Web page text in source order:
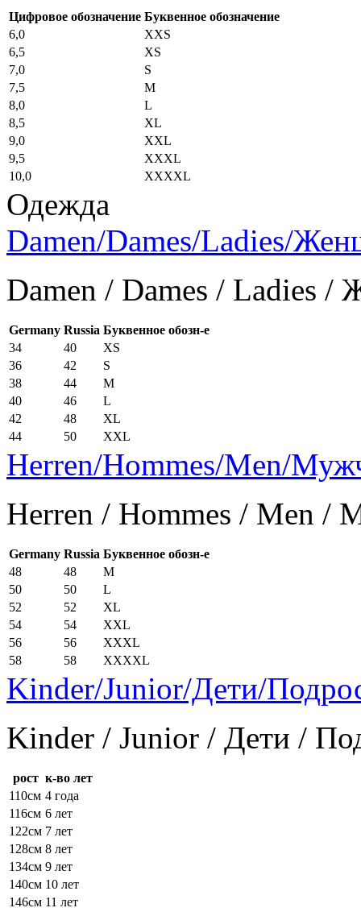
Цифровое обозначение Буквенное обозначение
6,0
XXS
6,5
XS
7,0
S
7,5
M
8,0
L
8,5
XL
9,0
XXL
9,5
XXXL
10,0
XXXXL
Одежда
Damen/Dames/Ladies/
Damen / Dames / Ladies
Germany Russia Буквенное обозн-е
34
40
XS
36
42
S
38
44
M
40
46
L
42
48
XL
44
50 XXL
Herren/Hommes/Men/
Herren / Hommes / Men /
Germany Russia Буквенное обозн-е
48
48
M
50
50
L
52
52
XL
54
54
XXL
56
56
XXXL
58
58 XXXXL
Kinder/Junior/Дети/
Kinder / Junior / Дети /
рост к-во лет
110см 4 года
116см 6 лет
122см 7 лет
128см 8 лет
134см 9 лет
140см 10 лет
146см 11 лет